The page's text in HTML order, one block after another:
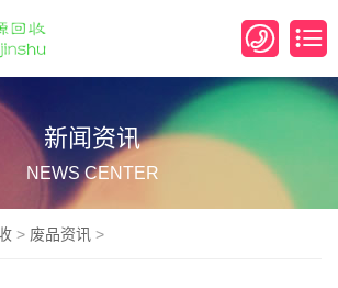
新闻资讯
NEWS CENTER
> 废品资讯 >